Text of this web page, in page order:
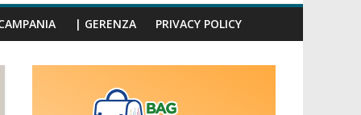
| GERENZA PRIVACY POLICY